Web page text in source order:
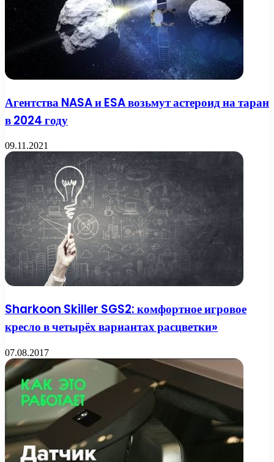
Агентства NASA и ESA возьмут астероид на таран
в 2024 году
09.11.2021
Sharkoon Skiller SGS2: комфортное игровое
кресло в четырёх вариантах расцветки»
07.08.2017